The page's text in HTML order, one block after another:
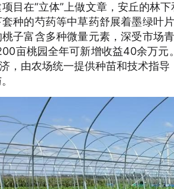
目在“立体”上做文章，安丘的林
种的芍药等中草药舒展着墨绿叶
子富含多种微量元素，深受市场
亩桃园全年可新增收益40余万元
济，由农场统一提供种苗和技术指